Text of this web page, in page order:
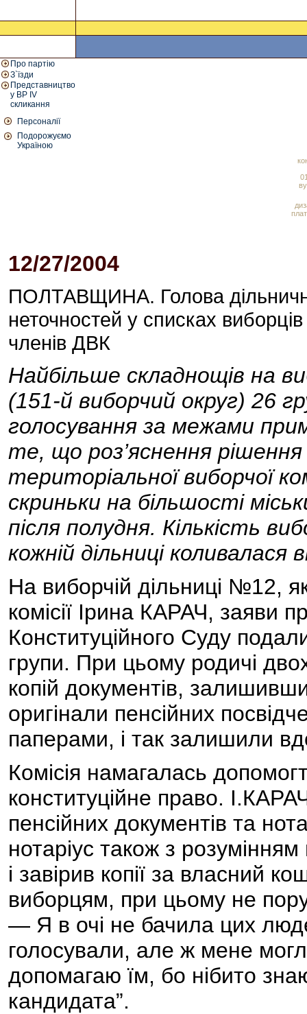
Про партію
З`їзди
Представництво
у ВР IV
скликання
Персоналії
Подорожуємо
Україною
12/27/2004
ПОЛТАВЩИНА. Голова
неточностей у списках
членів ДВК
Найбільше складнощів на
(151-й виборчий округ) 26
голосування за межами
те, що роз’яснення
територіальної виборчої
скриньки на більшості
після полудня. Кількість
кожній дільниці коливалася
На виборчій дільниці №12,
комісії Ірина КАРАЧ, заяви
Конституційного Суду
групи. При цьому родичі
копій документів,
оригінали пенсійних
паперами, і так залишили
Комісія намагалась
конституційне право.
пенсійних документів та
нотаріус також з
і завірив копії за власний
виборцям, при цьому не
— Я в очі не бачила цих
голосували, але ж мене
допомагаю їм, бо нібито
кандидата”.